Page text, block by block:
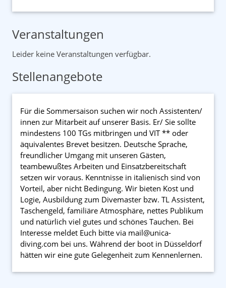
Veranstaltungen
Leider keine Veranstaltungen verfügbar.
Stellenangebote
Für die Sommersaison suchen wir noch Assistenten/
innen zur Mitarbeit auf unserer Basis. Er/ Sie sollte
mindestens 100 TGs mitbringen und VIT ** oder
äquivalentes Brevet besitzen. Deutsche Sprache,
freundlicher Umgang mit unseren Gästen,
teambewußtes Arbeiten und Einsatzbereitschaft
setzen wir voraus. Kenntnisse in italienisch sind von
Vorteil, aber nicht Bedingung. Wir bieten Kost und
Logie, Ausbildung zum Divemaster bzw. TL Assistent,
Taschengeld, familiäre Atmosphäre, nettes Publikum
und natürlich viel gutes und schönes Tauchen. Bei
Interesse meldet Euch bitte via mail@unica-
diving.com bei uns. Während der boot in Düsseldorf
hätten wir eine gute Gelegenheit zum Kennenlernen.